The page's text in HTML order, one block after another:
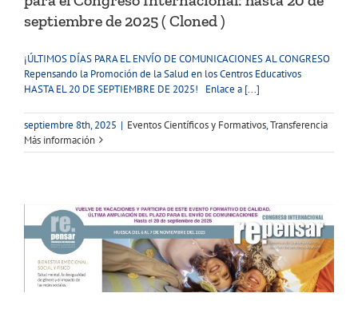
septiembre de 2025 ( Cloned )
¡ÚLTIMOS DÍAS PARA EL ENVÍO DE COMUNICACIONES AL CONGRESO
Repensando la Promoción de la Salud en los Centros Educativos
HASTA EL 20 DE SEPTIEMBRE DE 2025! Enlace a [...]
septiembre 8th, 2025 | Eventos Científicos y Formativos,Transferencia
Más información